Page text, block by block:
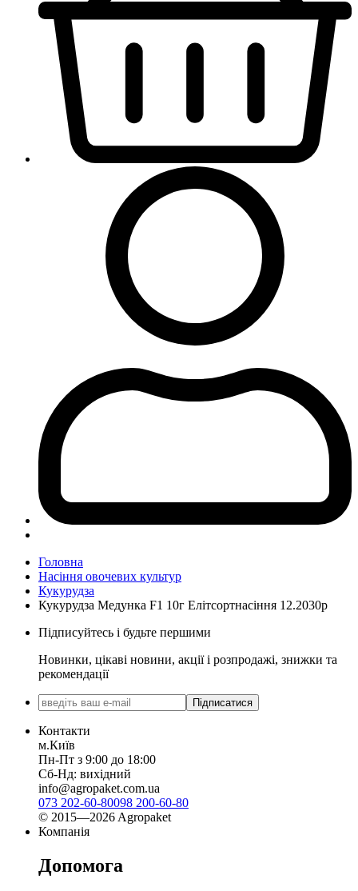
Головна
Насіння овочевих культур
Кукурудза
Кукурудза Медунка F1 10г Елітсортнасіння 12.2030р
Підписуйтесь і будьте першими
Новинки, цікаві новини, акції і розпродажі, знижки та
рекомендації
Підписатися
Контакти
м.Київ
Пн-Пт з 9:00 до 18:00
Сб-Нд: вихідний
info@agropaket.com.ua
073 202-60-80098 200-60-80
© 2015—2026 Agropaket
Компанія
Допомога